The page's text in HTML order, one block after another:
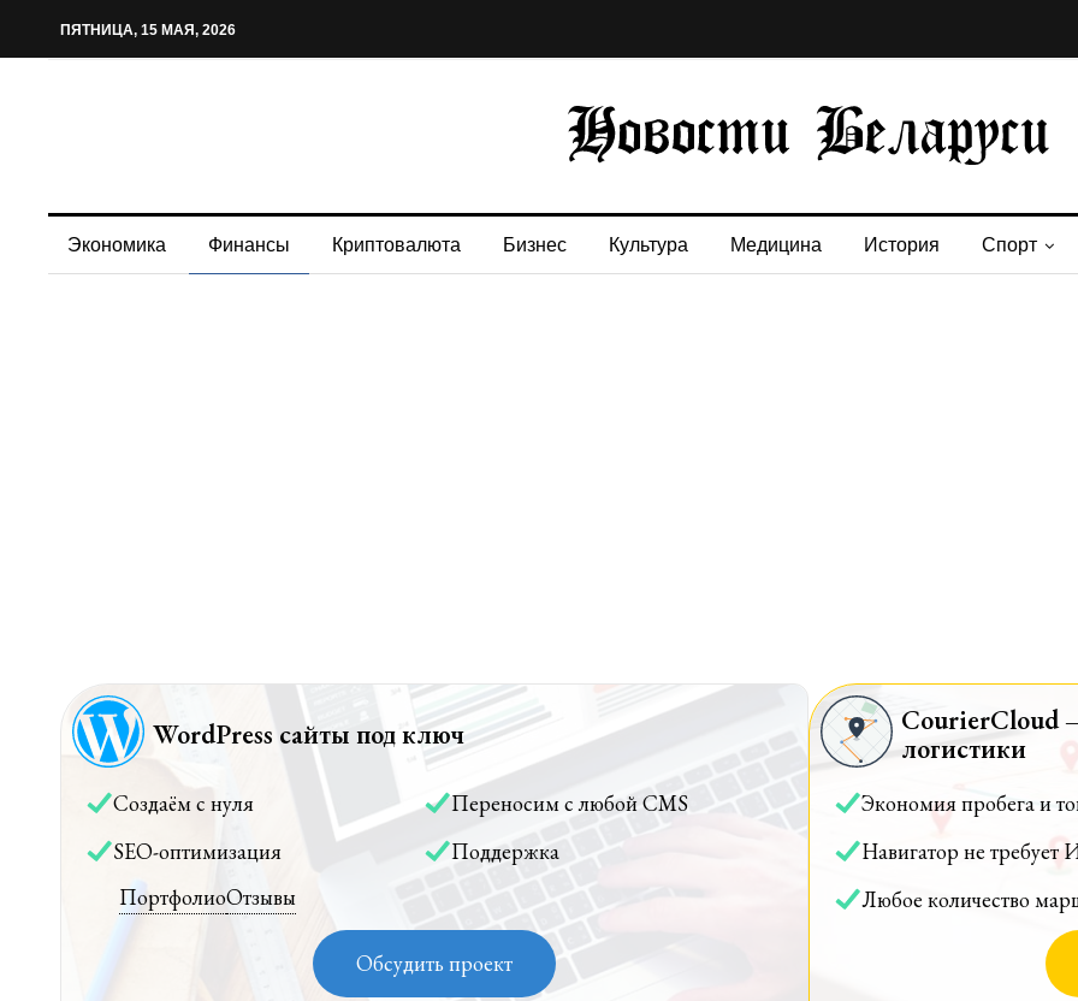
ПЯТНИЦА, 15 МАЯ, 2026
Экономика Финансы Криптовалюта Бизнес Культура Медицина История Спорт
WordPress сайты под ключ
Создаём с нуля
Переносим с любой CMS
SEO-оптимизация
Поддержка
ПортфолиоОтзывы
Обсудить проект
CourierCloud
логистики
Экономия пробега и
Навигатор не требует
Любое количество